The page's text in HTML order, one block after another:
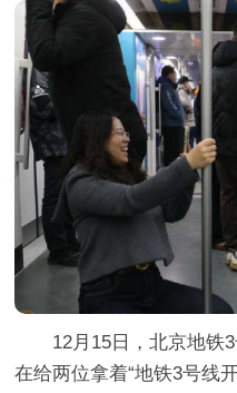
12月15日，北京地铁
在给两位拿着“地铁3号线